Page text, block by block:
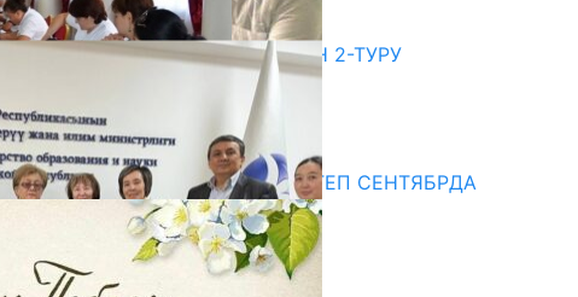
20.07.2026
ЖОЖДОРГО КАБЫЛ АЛУУНУН 2-ТУРУ
20.07.2026
Медиа
СУЗАКТА 750 ОРУНДУУ МЕКТЕП СЕНТЯБРДА
ПАЙДАЛАНУУГА БЕРИЛЕТ
07.08.2025
Улуу Жеңиштин жандуу сөзү